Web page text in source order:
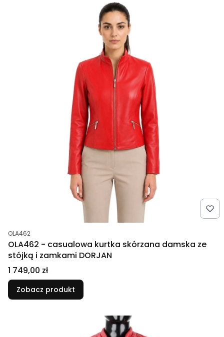
Kod produktu
OLA462
OLA462 - casualowa kurtka skórzana damska ze
stójką i zamkami DORJAN
Cena
1 749,00 zł
Zobacz produkt